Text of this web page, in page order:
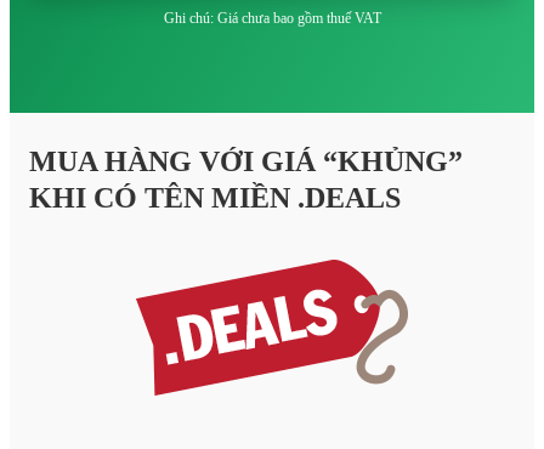
Ghi chú: Giá chưa bao gồm thuế VAT
MUA HÀNG VỚI GIÁ “KHỦNG”
KHI CÓ TÊN MIỀN .DEALS